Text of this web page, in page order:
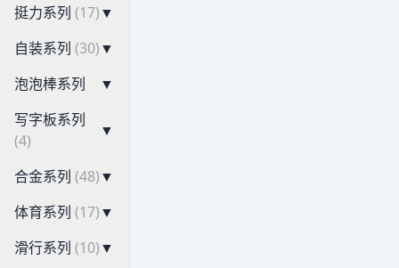
挺力系列 (17)▼
自装系列 (30)▼
泡泡棒系列
▼
写字板系列
(4)
▼
合金系列 (48)▼
体育系列 (17)▼
滑行系列 (10)▼